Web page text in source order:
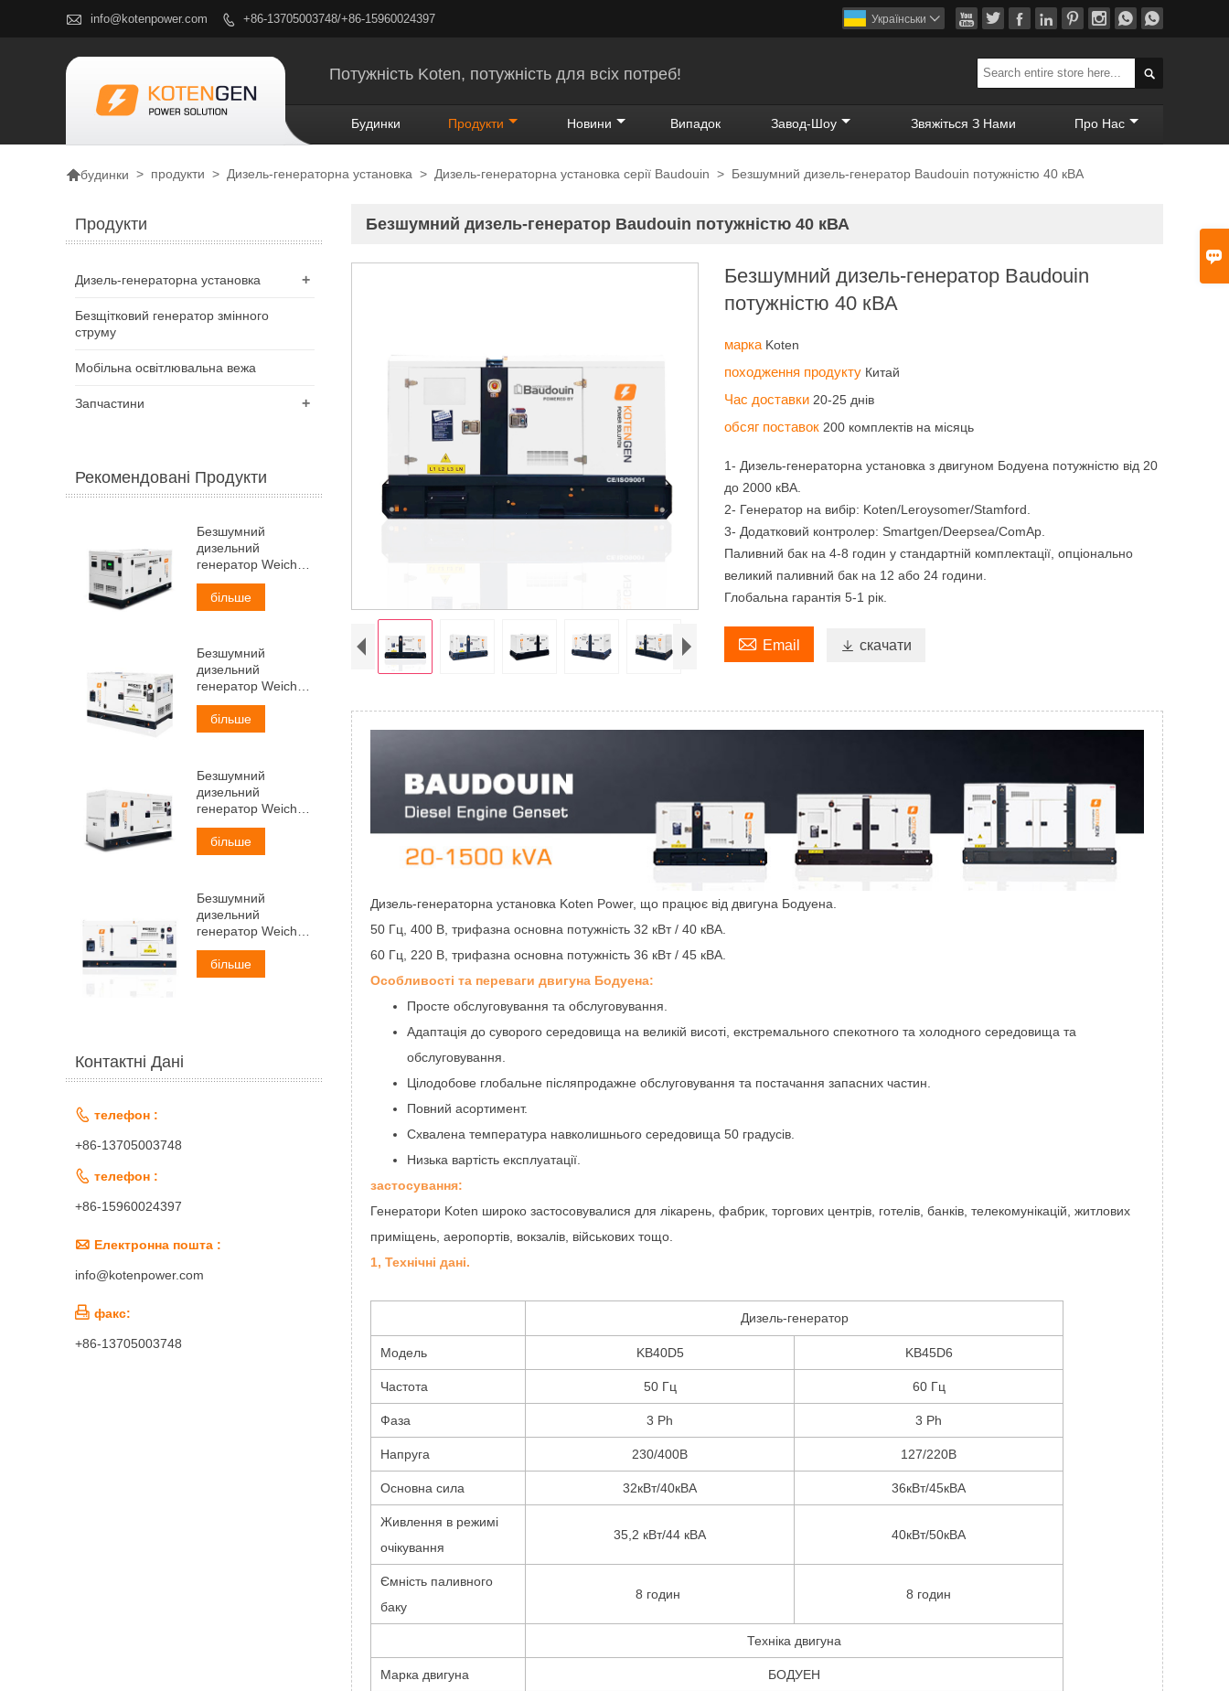

 info@kotenpower.com  +86-13705003748/+86-15960024397        
Українськи 
Потужність Koten, потужність для всіх потреб! 
Будинки Продукти Новини Випадок Завод-Шоу Звяжіться З Нами Про Нас
будинки > продукти > Дизель-генераторна установка > Дизель-генераторна установка серії Baudouin > Безшумний дизель-генератор Baudouin потужністю 40 кВА
Безшумний дизель-генератор Baudouin потужністю 40 кВА
Безшумний дизель-генератор Baudouin
потужністю 40 кВА
марка Koten
походження продукту Китай
Час доставки 20-25 днів
обсяг поставок 200 комплектів на місяць
1- Дизель-генераторна установка з двигуном Бодуена потужністю від 20
до 2000 кВА.
2- Генератор на вибір: Koten/Leroysomer/Stamford.
3- Додатковий контролер: Smartgen/Deepsea/ComAp.
Паливний бак на 4-8 годин у стандартній комплектації, опціонально
великий паливний бак на 12 або 24 години.
Глобальна гарантія 5-1 рік.
 Email  скачати
Дизель-генераторна установка Koten Power, що працює від двигуна Бодуена.
50 Гц, 400 В, трифазна основна потужність 32 кВт / 40 кВА.
60 Гц, 220 В, трифазна основна потужність 36 кВт / 45 кВА.
Особливості та переваги двигуна Бодуена:
Просте обслуговування та обслуговування.
Адаптація до суворого середовища на великій висоті, екстремального спекотного та холодного середовища та
обслуговування.
Цілодобове глобальне післяпродажне обслуговування та постачання запасних частин.
Повний асортимент.
Схвалена температура навколишнього середовища 50 градусів.
Низька вартість експлуатації.
застосування:
Генератори Koten широко застосовувалися для лікарень, фабрик, торгових центрів, готелів, банків, телекомунікацій, житлових
приміщень, аеропортів, вокзалів, військових тощо.
1, Технічні дані.
Дизель-генератор
Модель KB40D5 KB45D6
Частота 50 Гц 60 Гц
Фаза 3 Ph 3 Ph
Напруга 230/400В 127/220В
Основна сила 32кВт/40кВА 36кВт/45кВА
Живлення в режимі
очікування
35,2 кВт/44 кВА 40кВт/50кВА
Ємність паливного
баку
8 годин 8 годин
Техніка двигуна
Марка двигуна БОДУЕН
Продукти
+
Дизель-генераторна установка
Безщітковий генератор змінного
струму
Мобільна освітлювальна вежа
+
Запчастини
Рекомендовані Продукти
Безшумний
дизельний
генератор Weichai
потужністю 30 кВА
більше
Безшумний
дизельний
генератор Weichai
потужністю 38 кВА
більше
Безшумний
дизельний
генератор Weichai
потужністю 50 кВА
більше
Безшумний
дизельний
генератор Weichai
потужністю 60 кВА
більше
Контактні Дані
 телефон :
+86-13705003748
 телефон :
+86-15960024397
 Електронна пошта :
info@kotenpower.com
 факс:
+86-13705003748